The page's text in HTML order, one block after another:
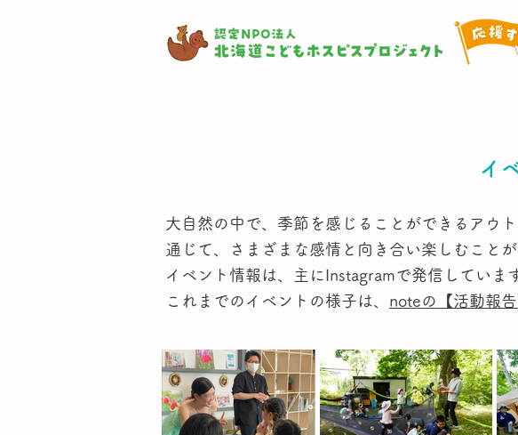
イ
大自然の中で、季節を感じることができるアウ
通じて、さまざまな感情と向き合い楽しむこと
イベント情報は、主にInstagramで発信していま
​これまでのイベントの様子は、 noteの【活動報告